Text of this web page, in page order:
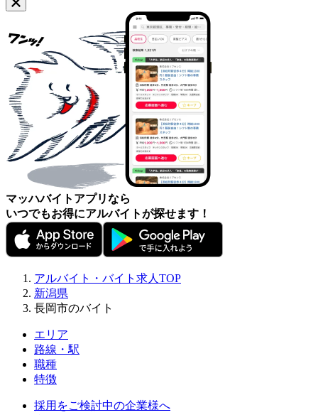
マッハバイトアプリなら
いつでもお得にアルバイトが探せます！
アルバイト・バイト求人TOP
新潟県
長岡市のバイト
エリア
路線・駅
職種
特徴
採用をご検討中の企業様へ